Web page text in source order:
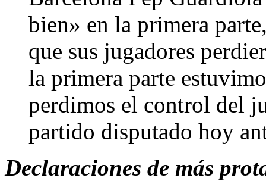
bien» en la primera
que sus jugadores
la primera parte
perdimos el control del
partido disputado hoy
Declaraciones de más